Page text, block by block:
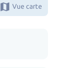
map Vue carte